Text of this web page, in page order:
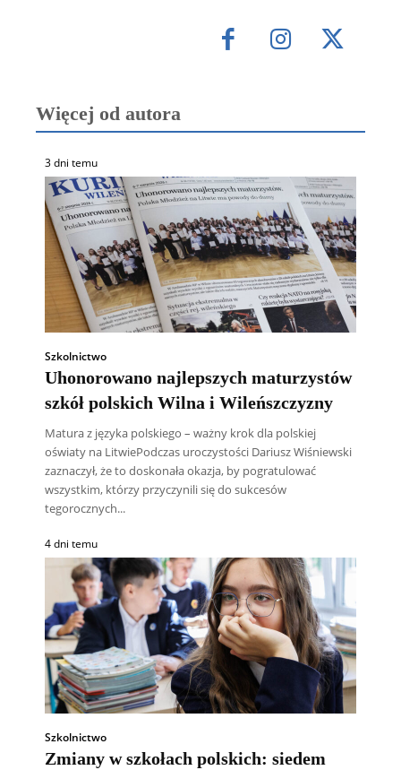
Więcej od autora
3 dni temu
Szkolnictwo
Uhonorowano najlepszych maturzystów
szkół polskich Wilna i Wileńszczyzny
Matura z języka polskiego – ważny krok dla polskiej
oświaty na LitwiePodczas uroczystości Dariusz Wiśniewski
zaznaczył, że to doskonała okazja, by pogratulować
wszystkim, którzy przyczynili się do sukcesów
tegorocznych...
4 dni temu
Szkolnictwo
Zmiany w szkołach polskich: siedem